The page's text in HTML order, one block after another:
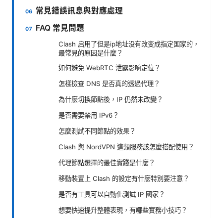
常見錯誤訊息與對應處理
FAQ 常見問題
Clash 启用了但是ip地址没有改变成指定国家的，
最常見的原因是什麼？
如何避免 WebRTC 泄露影响定位？
怎樣檢查 DNS 是否真的透過代理？
為什麼切換節點後，IP 仍然未改變？
是否需要禁用 IPv6？
怎麼測試不同節點的效果？
Clash 與 NordVPN 這類服務該怎麼搭配使用？
代理節點選擇的最佳實踐是什麼？
移動裝置上 Clash 的設定有什麼特別要注意？
是否有工具可以自動化測試 IP 國家？
想要快速提升整體表現，有哪些實務小技巧？